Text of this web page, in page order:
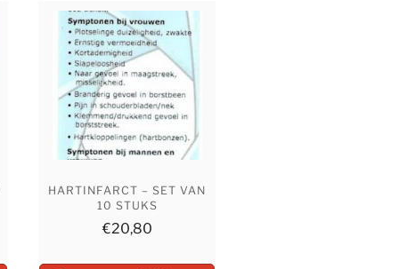
HARTINFARCT – SET VAN
10 STUKS
€20,80